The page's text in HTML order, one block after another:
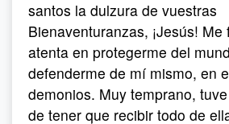
santos la dulzura de vuestras
Bienaventuranzas, ¡Jesús!
atenta en protegerme del
defenderme de mí mismo, en
demonios. Muy temprano,
de tener que recibir todo de